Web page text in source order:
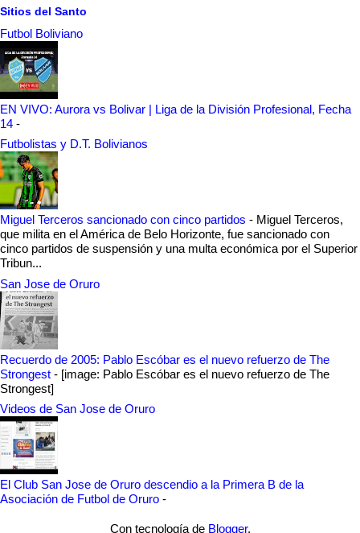
Sitios del Santo
Futbol Boliviano
EN VIVO: Aurora vs Bolivar | Liga de la División Profesional, Fecha
14 -
Futbolistas y D.T. Bolivianos
Miguel Terceros sancionado con cinco partidos - Miguel Terceros,
que milita en el América de Belo Horizonte, fue sancionado con
cinco partidos de suspensión y una multa económica por el Superior
Tribun...
San Jose de Oruro
Recuerdo de 2005: Pablo Escóbar es el nuevo refuerzo de The
Strongest - [image: Pablo Escóbar es el nuevo refuerzo de The
Strongest]
Videos de San Jose de Oruro
El Club San Jose de Oruro descendio a la Primera B de la
Asociación de Futbol de Oruro -
Con tecnología de Blogger.